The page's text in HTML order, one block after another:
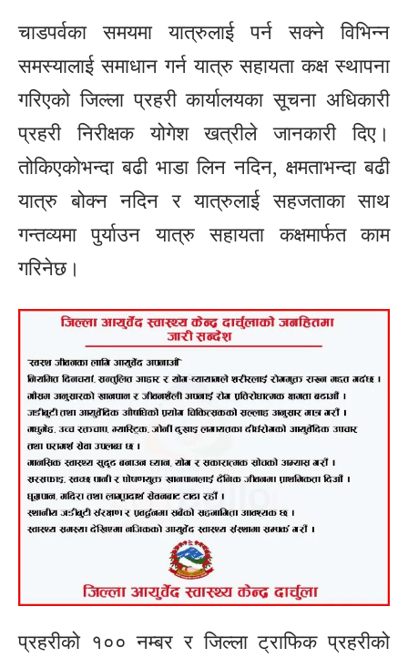
चाडपर्वका समयमा यात्रुलाई पर्न सक्ने विभिन्न
समस्यालाई समाधान गर्न यात्रु सहायता कक्ष स्थापना
गरिएको जिल्ला प्रहरी कार्यालयका सूचना अधिकारी
प्रहरी निरीक्षक योगेश खत्रीले जानकारी दिए।
तोकिएकोभन्दा बढी भाडा लिन नदिन, क्षमताभन्दा बढी
यात्रु बोक्न नदिन र यात्रुलाई सहजताका साथ
गन्तव्यमा पुर्याउन यात्रु सहायता कक्षमार्फत काम
गरिनेछ।
प्रहरीको १०० नम्बर र जिल्ला ट्राफिक प्रहरीको